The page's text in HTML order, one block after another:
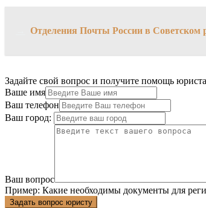
Отделения Почты России в Советском
Задайте свой вопрос и получите помощь
Ваше имя
Ваш телефон
Ваш город:
Ваш вопрос
Пример: Какие необходимы документы для
Задать вопрос юристу